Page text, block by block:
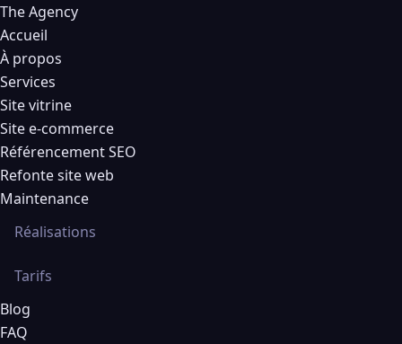
The Agency
Accueil
À propos
Services
Site vitrine
Site e-commerce
Référencement SEO
Refonte site web
Maintenance
Réalisations
Tarifs
Blog
FAQ